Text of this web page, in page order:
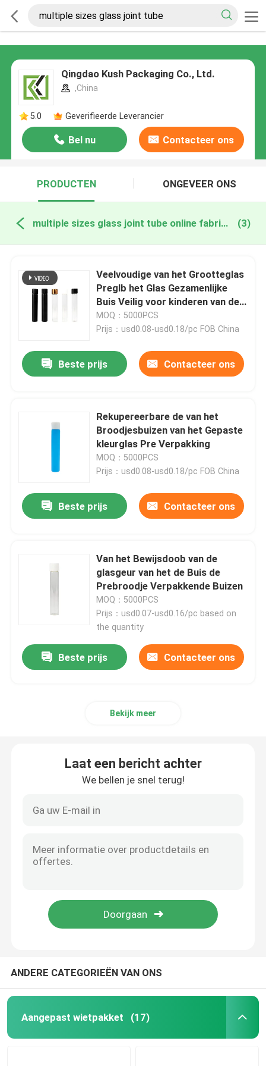
Qingdao Kush Packaging Co., Ltd.
,China
5.0 Geverifieerde Leverancier
Bel nu Contacteer ons
PRODUCTEN ONGEVEER ONS
multiple sizes glass joint tube online fabricage (3)
Veelvoudige van het Grootteglas
Preglb het Glas Gezamenlijke
Buis Veilig voor kinderen van de
het Broodjesbuis
MOQ：5000PCS
Prijs：usd0.08-usd0.18/pc FOB China
Beste prijs Contacteer ons
Rekupereerbare de van het
Broodjesbuizen van het Gepaste
kleurglas Pre Verpakking
MOQ：5000PCS
Prijs：usd0.08-usd0.18/pc FOB China
Beste prijs Contacteer ons
Van het Bewijsdoob van de
glasgeur van het de Buis de
Prebroodje Verpakkende Buizen
MOQ：5000PCS
Prijs：usd0.07-usd0.16/pc based on
the quantity
Beste prijs Contacteer ons
Bekijk meer
Laat een bericht achter
We bellen je snel terug!
ANDERE CATEGORIEËN VAN ONS
Aangepast wietpakket (17)